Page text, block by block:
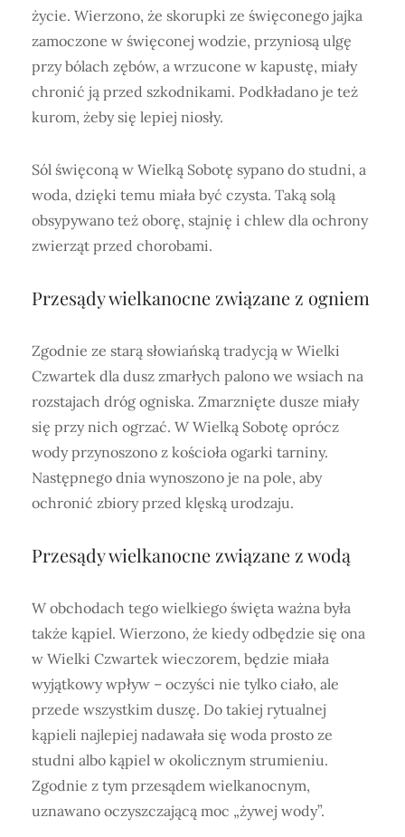
życie. Wierzono, że skorupki ze święconego jajka
zamoczone w święconej wodzie, przyniosą ulgę
przy bólach zębów, a wrzucone w kapustę, miały
chronić ją przed szkodnikami. Podkładano je też
kurom, żeby się lepiej niosły.
Sól święconą w Wielką Sobotę sypano do studni, a
woda, dzięki temu miała być czysta. Taką solą
obsypywano też oborę, stajnię i chlew dla ochrony
zwierząt przed chorobami.
Przesądy wielkanocne związane z ogniem
Zgodnie ze starą słowiańską tradycją w Wielki
Czwartek dla dusz zmarłych palono we wsiach na
rozstajach dróg ogniska. Zmarznięte dusze miały
się przy nich ogrzać. W Wielką Sobotę oprócz
wody przynoszono z kościoła ogarki tarniny.
Następnego dnia wynoszono je na pole, aby
ochronić zbiory przed klęską urodzaju.
Przesądy wielkanocne związane z wodą
W obchodach tego wielkiego święta ważna była
także kąpiel. Wierzono, że kiedy odbędzie się ona
w Wielki Czwartek wieczorem, będzie miała
wyjątkowy wpływ – oczyści nie tylko ciało, ale
przede wszystkim duszę. Do takiej rytualnej
kąpieli najlepiej nadawała się woda prosto ze
studni albo kąpiel w okolicznym strumieniu.
Zgodnie z tym przesądem wielkanocnym,
uznawano oczyszczającą moc „żywej wody”.